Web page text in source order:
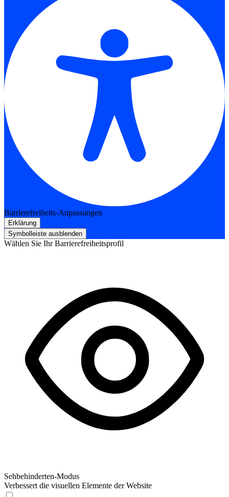
Barrierefreiheits-Anpassungen
Erklärung
Symbolleiste ausblenden
Wählen Sie Ihr Barrierefreiheitsprofil
Sehbehinderten-Modus
Verbessert die visuellen Elemente der Website